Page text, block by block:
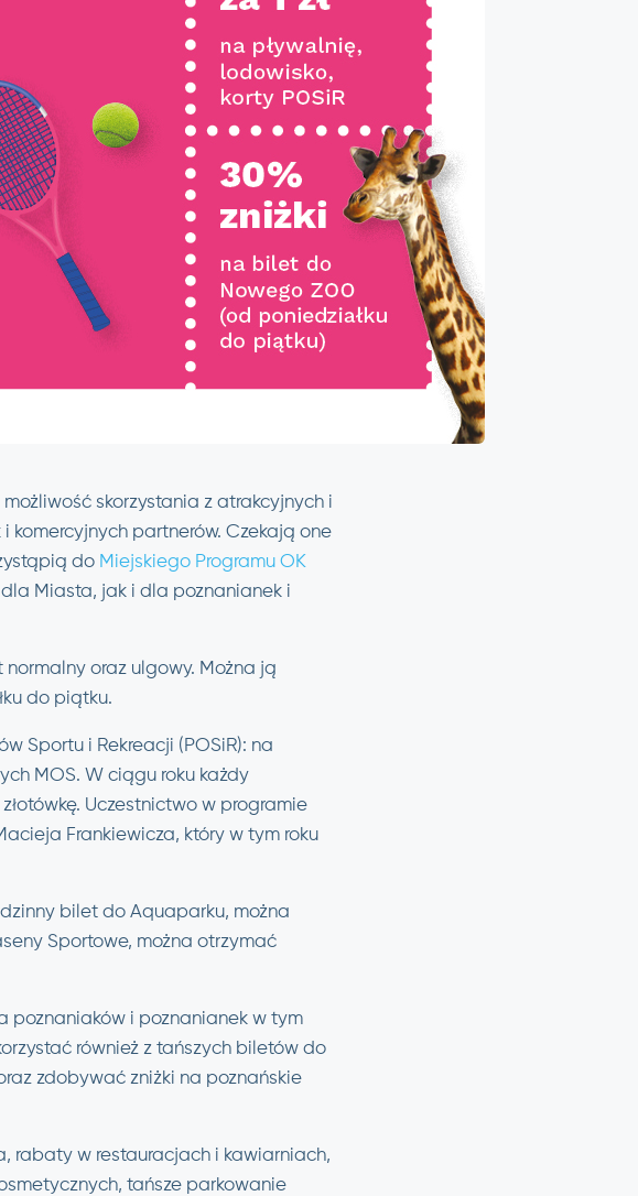
skorzystania z atrakcyjnych i
komercyjnych partnerów. Czekają one
do Miejskiego Programu OK
Miasta, jak i dla poznanianek i
oraz ulgowy. Można ją
do piątku.
Sportu i Rekreacji (POSiR): na
MOS. W ciągu roku każdy
Uczestnictwo w programie
Frankiewicza, który w tym roku
bilet do Aquaparku, można
Sportowe, można otrzymać
poznaniaków i poznanianek w tym
również z tańszych biletów do
zdobywać zniżki na poznańskie
rabaty w restauracjach i kawiarniach,
tańsze parkowanie